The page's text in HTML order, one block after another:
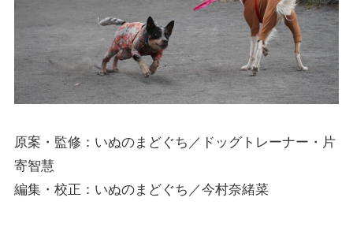
原案・監修：いぬのまどぐち／ドッグトレーナー・片
寄智慧
編集・校正：いぬのまどぐち／今村奈緒菜